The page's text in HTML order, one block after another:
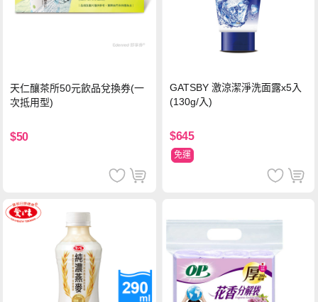
天仁釀茶所50元飲品兌換券(一
次抵用型)
$50
GATSBY 激涼潔淨洗面露x5入
(130g/入)
$645
免運